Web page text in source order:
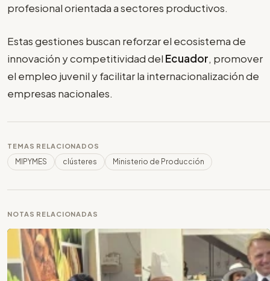
profesional orientada a sectores productivos.
Estas gestiones buscan reforzar el ecosistema de
innovación y competitividad del Ecuador, promover
el empleo juvenil y facilitar la internacionalización de
empresas nacionales.
TEMAS RELACIONADOS
MIPYMES clústeres Ministerio de Producción
NOTAS RELACIONADAS